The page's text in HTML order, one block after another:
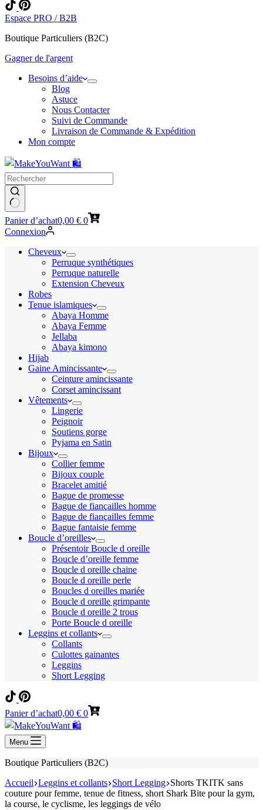
Espace PRO / B2B
Boutique Particuliers (B2C)
Gagner de l'argent
Besoins d’aide
Blog
Astuce
Nous Contacter
Suivi de Commande
Livraison de Commande & Expédition
Mon compte
Panier d’achat0,00 € 0
Connexion
Cheveux
Perruque synthétiques
Perruque naturelle
Extension Cheveux
Robes
Tenue islamiques
Abaya Homme
Abaya Femme
Jellaba
Abaya kimono
Hijab
Gaine Amincissante
Ceinture amincissante
Corset amincissant
Vêtements
Lingerie
Peignoir
Soutiens gorge
Pyjama en Satin
Bijoux
Collier femme
Bijoux couple
Bracelet amitié
Bague de promesse
Bague de fiançailles homme
Bague de fiançailles femme
Bague fantaisie femme
Boucle d’oreilles
Présentoir Boucle d oreille
Boucle d’oreille femme
Boucle d oreille chaine
Boucle d oreille perle
Boucles d oreilles mariée
Boucle d oreille grimpante
Boucle d oreille 2 trous
Porte Boucle d oreille
Leggins et collants
Collants
Culottes gainantes
Leggins
Short Legging
Panier d’achat0,00 € 0
Menu
Boutique Particuliers (B2C)
Accueil Leggins et collants Short Legging Shorts TKITK sans
couture pour femme, tenue de fitness, short Shark Bite pour la gym,
la course, le cyclisme, les leggings de vélo